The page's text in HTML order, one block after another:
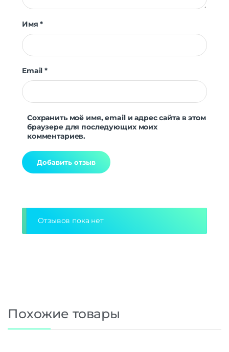
Имя*
Email*
Сохранить моё имя, email и адрес сайта в этом
браузере для последующих моих
комментариев.
Отзывов пока нет
Похожие товары